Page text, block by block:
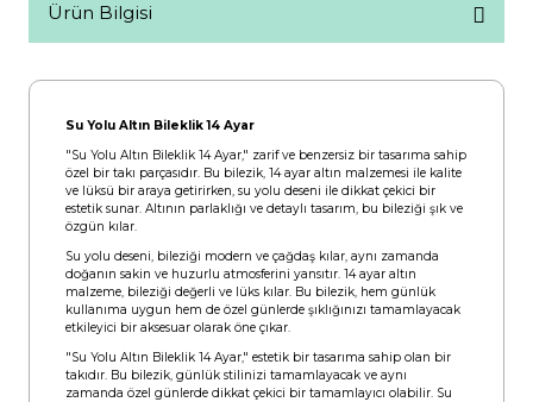
Ürün Bilgisi
Su Yolu Altın Bileklik 14 Ayar
"Su Yolu Altın Bileklik 14 Ayar," zarif ve benzersiz bir tasarıma sahip
özel bir takı parçasıdır. Bu bilezik, 14 ayar altın malzemesi ile kalite
ve lüksü bir araya getirirken, su yolu deseni ile dikkat çekici bir
estetik sunar. Altının parlaklığı ve detaylı tasarım, bu bileziği şık ve
özgün kılar.
Su yolu deseni, bileziği modern ve çağdaş kılar, aynı zamanda
doğanın sakin ve huzurlu atmosferini yansıtır. 14 ayar altın
malzeme, bileziği değerli ve lüks kılar. Bu bilezik, hem günlük
kullanıma uygun hem de özel günlerde şıklığınızı tamamlayacak
etkileyici bir aksesuar olarak öne çıkar.
"Su Yolu Altın Bileklik 14 Ayar," estetik bir tasarıma sahip olan bir
takıdır. Bu bilezik, günlük stilinizi tamamlayacak ve aynı
zamanda özel günlerde dikkat çekici bir tamamlayıcı olabilir. Su